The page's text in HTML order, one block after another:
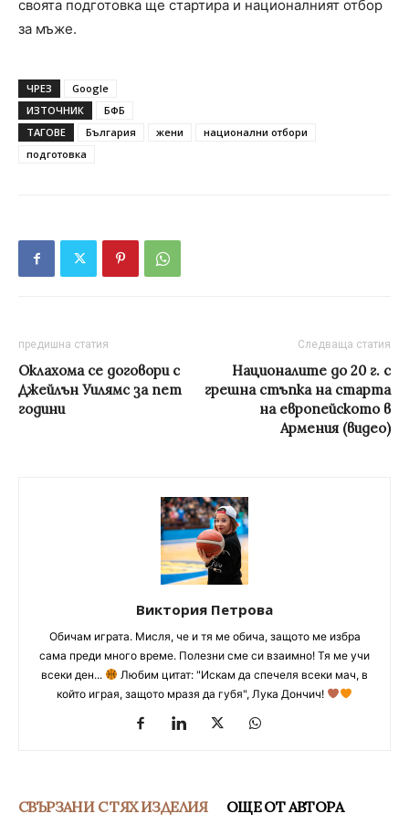
своята подготовка ще стартира и националният отбор
за мъже.
ЧРЕЗ
Google
ИЗТОЧНИК
БФБ
ТАГОВЕ
България жени
национални отбори
подготовка
предишна статия
Оклахома се договори с
Джейлън Уилямс за пет
години
Следваща статия
Националите до 20 г. с
грешна стъпка на старта
на европейското в
Армения (видео)
Виктория Петрова
Обичам играта. Мисля, че и тя ме обича, защото ме избра
сама преди много време. Полезни сме си взаимно! Тя ме учи
всеки ден...
Любим цитат: "Искам да спечеля всеки мач, в
който играя, защото мразя да губя", Лука Дончич!
СВЪРЗАНИ С ТЯХ ИЗДЕЛИЯ ОЩЕ ОТ АВТОРА